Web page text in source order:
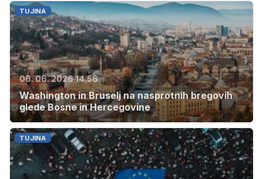
TUJINA
06. 06. 2026 14.56
Washington in Bruselj na nasprotnih bregovih
glede Bosne in Hercegovine
TUJINA